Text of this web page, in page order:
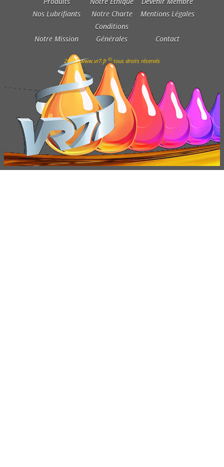
Nos Lubrifiants
Notre Charte Mentions Légales
Notre Mission
Conditions
Générales
Contact
2016 - www.vr7.fr© tous droits réservés